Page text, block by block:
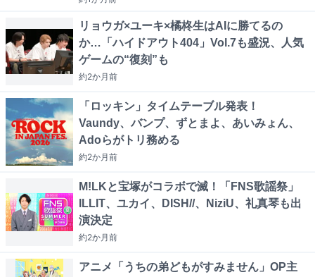
リョウガ×ユーキ×橘柊生はAIに勝てるの
か…「ハイドアウト404」Vol.7も盛況、人気
ゲームの“復刻”も
約2か月前
「ロッキン」タイムテーブル発表！
Vaundy、バンプ、ずとまよ、あいみょん、
Adoらがトリ務める
約2か月前
M!LKと宝塚がコラボで滅！「FNS歌謡祭」
ILLIT、ユカイ、DISH//、NiziU、礼真琴も出
演決定
約2か月前
アニメ「うちの弟どもがすみません」OP主